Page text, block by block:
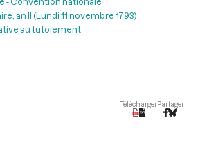
an II (Lundi 11 novembre 1793)
au tutoiement
TéléchargerPartager